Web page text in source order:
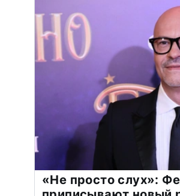
«Не просто слух»: